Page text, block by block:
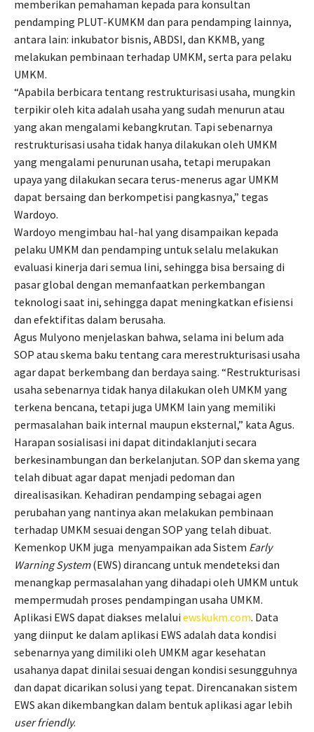
memberikan pemahaman kepada para konsultan
pendamping PLUT-KUMKM dan para pendamping lainnya,
antara lain: inkubator bisnis, ABDSI, dan KKMB, yang
melakukan pembinaan terhadap UMKM, serta para pelaku
UMKM.
“Apabila berbicara tentang restrukturisasi usaha, mungkin
terpikir oleh kita adalah usaha yang sudah menurun atau
yang akan mengalami kebangkrutan. Tapi sebenarnya
restrukturisasi usaha tidak hanya dilakukan oleh UMKM
yang mengalami penurunan usaha, tetapi merupakan
upaya yang dilakukan secara terus-menerus agar UMKM
dapat bersaing dan berkompetisi pangkasnya,” tegas
Wardoyo.
Wardoyo mengimbau hal-hal yang disampaikan kepada
pelaku UMKM dan pendamping untuk selalu melakukan
evaluasi kinerja dari semua lini, sehingga bisa bersaing di
pasar global dengan memanfaatkan perkembangan
teknologi saat ini, sehingga dapat meningkatkan efisiensi
dan efektifitas dalam berusaha.
Agus Mulyono menjelaskan bahwa, selama ini belum ada
SOP atau skema baku tentang cara merestrukturisasi usaha
agar dapat berkembang dan berdaya saing. “Restrukturisasi
usaha sebenarnya tidak hanya dilakukan oleh UMKM yang
terkena bencana, tetapi juga UMKM lain yang memiliki
permasalahan baik internal maupun eksternal,” kata Agus.
Harapan sosialisasi ini dapat ditindaklanjuti secara
berkesinambungan dan berkelanjutan. SOP dan skema yang
telah dibuat agar dapat menjadi pedoman dan
direalisasikan. Kehadiran pendamping sebagai agen
perubahan yang nantinya akan melakukan pembinaan
terhadap UMKM sesuai dengan SOP yang telah dibuat.
Kemenkop UKM juga menyampaikan ada Sistem Early
Warning System(EWS) dirancang untuk mendeteksi dan
menangkap permasalahan yang dihadapi oleh UMKM untuk
mempermudah proses pendampingan usaha UMKM.
Aplikasi EWS dapat diakses melalui ewskukm.com. Data
yang diinput ke dalam aplikasi EWS adalah data kondisi
sebenarnya yang dimiliki oleh UMKM agar kesehatan
usahanya dapat dinilai sesuai dengan kondisi sesungguhnya
dan dapat dicarikan solusi yang tepat. Direncanakan sistem
EWS akan dikembangkan dalam bentuk aplikasi agar lebih
user friendly.